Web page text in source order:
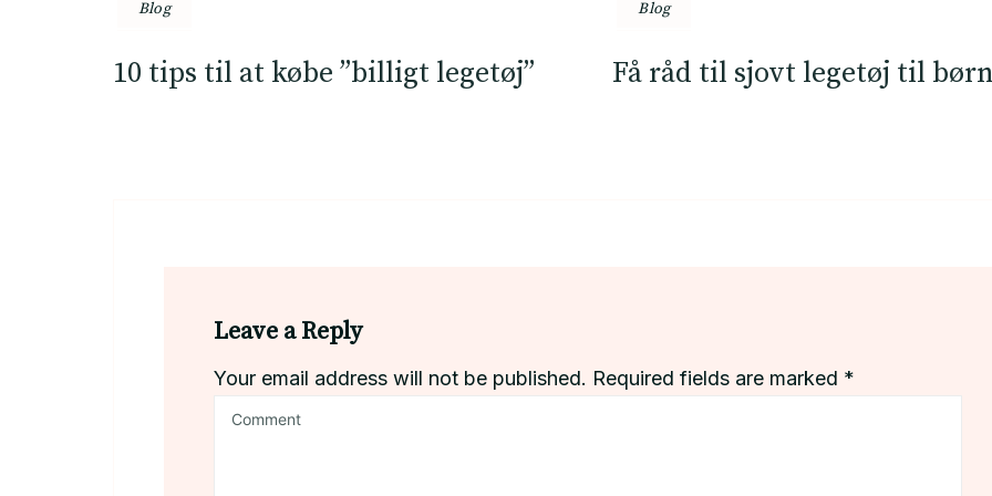
Blog
10 tips til at købe ”billigt legetøj”
Blog
Få råd til sjovt legetøj til
Leave a Reply
Your email address will not be published. Required fields are marked *